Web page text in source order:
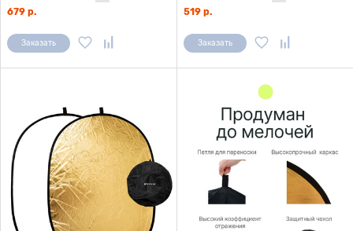
679 р.
Заказать
519 р.
Заказать